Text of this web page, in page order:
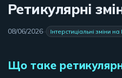
Ретикулярні
08/06/2026·· Інтерстиціальні зміни
Що таке